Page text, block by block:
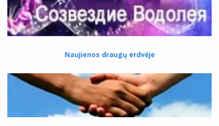
Naujienos draugų erdvėje